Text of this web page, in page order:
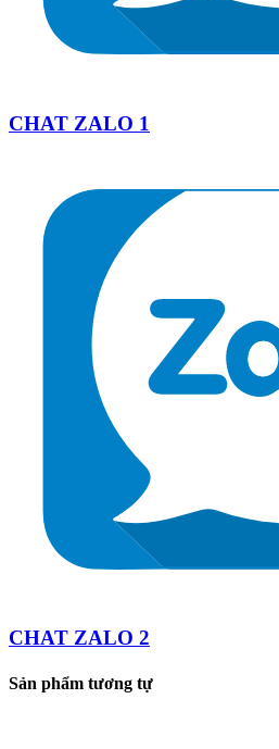
CHAT ZALO 1
CHAT ZALO 2
Sản phẩm tương tự